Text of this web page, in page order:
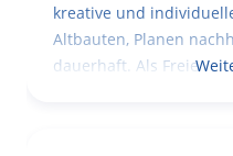
kreative und
Altbauten, Planen
dauerhaft. Als Freie